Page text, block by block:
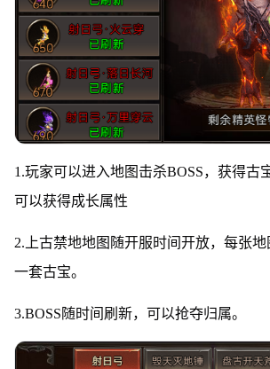
1.玩家可以进入地图击杀BOSS，获得古
可以获得成长属性
2.上古禁地地图随开服时间开放，每张
一套古宝。
3.BOSS随时间刷新，可以抢夺归属。